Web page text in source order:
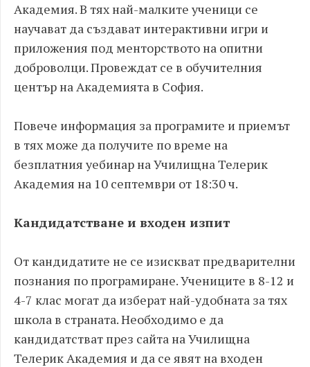
Академия. В тях най-малките ученици се
научават да създават интерактивни игри и
приложения под менторството на опитни
доброволци. Провеждат се в обучителния
център на Академията в София.
Повече информация за програмите и приемът
в тях може да получите по време на
безплатния уебинар на Училищна Телерик
Академия на 10 септември от 18:30 ч.
Кандидатстване и входен изпит
От кандидатите не се изискват предварителни
познания по програмиране. Учениците в 8-12 и
4-7 клас могат да изберат най-удобната за тях
школа в страната. Необходимо е да
кандидатстват през сайта на Училищна
Телерик Академия и да се явят на входен